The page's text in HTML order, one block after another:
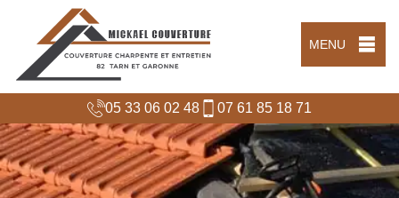
MENU
05 33 06 02 48 07 61 85 18 71